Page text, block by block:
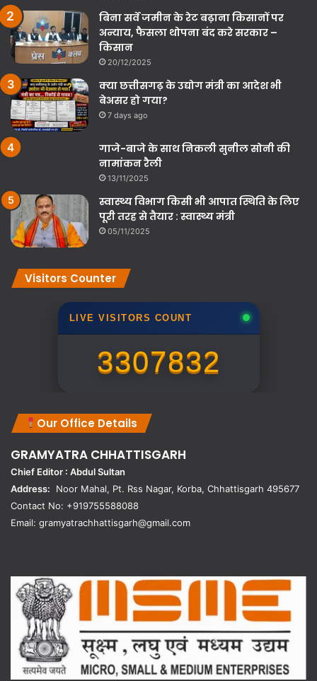
बिना सर्वे जमीन के रेट बढ़ाना किसानों पर
अन्याय, फैसला थोपना बंद करे सरकार –
किसान
20/12/2025
क्या छत्तीसगढ़ के उद्योग मंत्री का आदेश भी
बेअसर हो गया?
7 days ago
गाजे-बाजे के साथ निकली सुनील सोनी की
नामांकन रैली
13/11/2025
स्वास्थ्य विभाग किसी भी आपात स्थिति के लिए
पूरी तरह से तैयार : स्वास्थ्य मंत्री
05/11/2025
Visitors Counter
LIVE VISITORS COUNT
3307832
Our Office Details
GRAMYATRA CHHATTISGARH
Chief Editor : Abdul Sultan
Address: Noor Mahal, Pt. Rss Nagar, Korba, Chhattisgarh 495677
Contact No: +919755588088
Email: gramyatrachhattisgarh@gmail.com